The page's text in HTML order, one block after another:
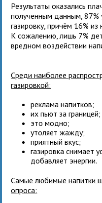
Результаты оказались
полученным данным, 87%
газировку, причём 16%
К сожалению, лишь 7%
вредном воздействии
Среди наиболее
газировкой:
реклама напитков;
их пьют за границей;
это модно;
утоляет жажду;
приятный вкус;
газировка снимает
добавляет энергии.
Самые любимые напитки
опроса: